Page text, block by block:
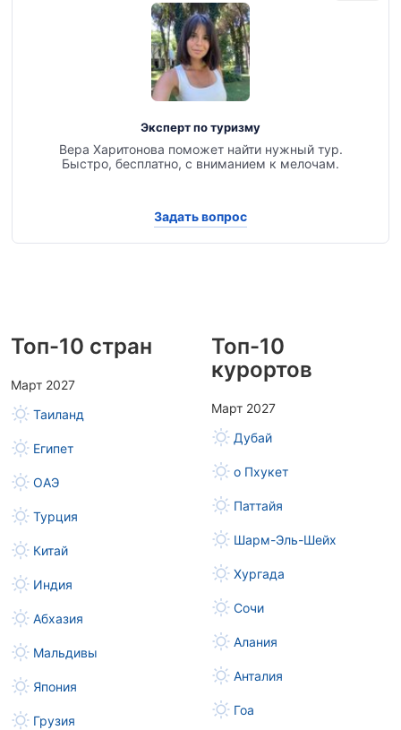
Эксперт по туризму
Вера Харитонова поможет найти нужный тур.
Быстро, бесплатно, с вниманием к мелочам.
Задать вопрос
Топ-10 стран
Март 2027
Таиланд
Египет
ОАЭ
Турция
Китай
Индия
Абхазия
Мальдивы
Япония
Грузия
Топ-10
курортов
Март 2027
Дубай
о Пхукет
Паттайя
Шарм-Эль-Шейх
Хургада
Сочи
Алания
Анталия
Гоа